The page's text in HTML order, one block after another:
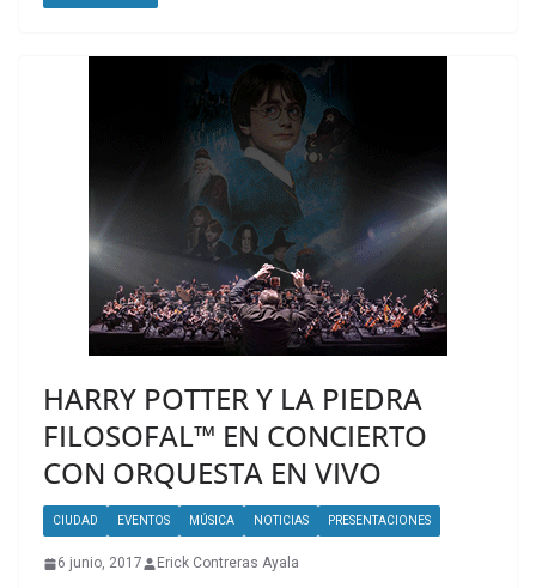
HARRY POTTER Y LA PIEDRA
FILOSOFAL™ EN CONCIERTO
CON ORQUESTA EN VIVO
CIUDAD EVENTOS MÚSICA NOTICIAS PRESENTACIONES
6 junio, 2017 Erick Contreras Ayala